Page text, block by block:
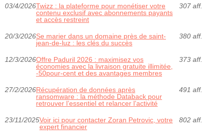
03/4/2026Twizz : la plateforme pour monétiser votre
contenu exclusif avec abonnements payants
et accès restreint
307 aff.
20/3/2026Se marier dans un domaine près de saint-
jean-de-luz : les clés du succès
380 aff.
12/3/2026Offre Paduril 2026 : maximisez vos
économies avec la livraison gratuite illimitée,
-50pour-cent et des avantages membres
373 aff.
27/2/2026Récupération de données après
ransomware : la méthode Databack pour
retrouver l’essentiel et relancer l’activité
491 aff.
23/11/2025Voir ici pour contacter Zoran Petrovic, votre
expert financier
802 aff.